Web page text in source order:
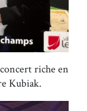
riche en
Kubiak.